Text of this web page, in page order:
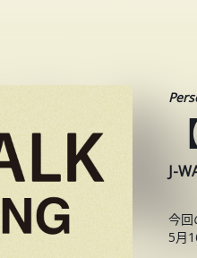
J-
今回
5月